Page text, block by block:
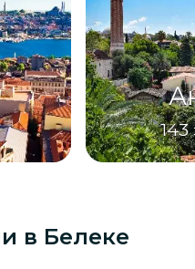
143
в Белеке